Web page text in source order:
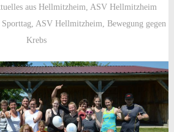
aus Hellmitzheim,ASV Hellmitzheim
, ASV Hellmitzheim, Bewegung gegen
Krebs